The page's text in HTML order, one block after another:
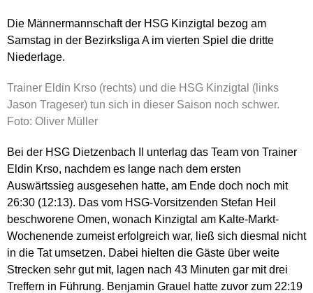
Die Männermannschaft der HSG Kinzigtal bezog am
Samstag in der Bezirksliga A im vierten Spiel die dritte
Niederlage.
Trainer Eldin Krso (rechts) und die HSG Kinzigtal (links
Jason Trageser) tun sich in dieser Saison noch schwer.
Foto: Oliver Müller
Bei der HSG Dietzenbach II unterlag das Team von Trainer
Eldin Krso, nachdem es lange nach dem ersten
Auswärtssieg ausgesehen hatte, am Ende doch noch mit
26:30 (12:13). Das vom HSG-Vorsitzenden Stefan Heil
beschworene Omen, wonach Kinzigtal am Kalte-Markt-
Wochenende zumeist erfolgreich war, ließ sich diesmal nicht
in die Tat umsetzen. Dabei hielten die Gäste über weite
Strecken sehr gut mit, lagen nach 43 Minuten gar mit drei
Treffern in Führung. Benjamin Grauel hatte zuvor zum 22:19